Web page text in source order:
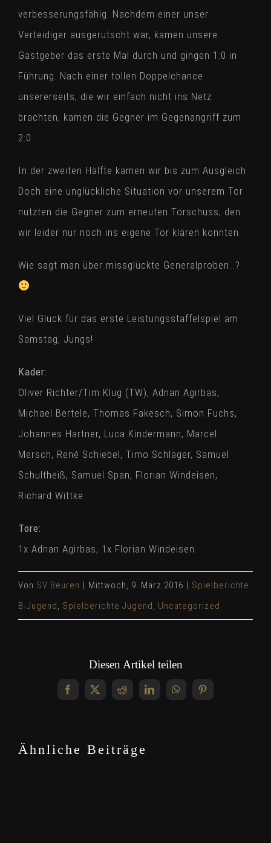
verbesserungsfähig. Nachdem einer unser
Verteidiger ausgerutscht war, kamen unsere
Gastgeber das erste Mal durch und gingen 1:0 in
Führung. Nach einer tollen Doppelchance
unsererseits, die wir einfach nicht ins Netz
brachten, kamen die Gegner im Gegenangriff zum
2:0.
In der zweiten Hälfte kamen wir bis zum Ausgleich.
Doch eine unglückliche Situation vor unserem Tor
nutzten die Gegner zum erneuten Torschuss, den
wir leider nur noch ins eigene Tor klären konnten.
Wie sagt man über missglückte Generalproben…?
Viel Glück für das erste Leistungsstaffelspiel am
Samstag, Jungs!
Kader:
Oliver Richter/Tim Klug (TW), Adnan Agirbas,
Michael Bertele, Thomas Fakesch, Simon Fuchs,
Johannes Hartner, Luca Kindermann, Marcel
Mersch, René Schiebel, Timo Schläger, Samuel
Schultheiß, Samuel Span, Florian Windeisen,
Richard Wittke
Tore:
1x Adnan Agirbas, 1x Florian Windeisen
Von SV Beuren | Mittwoch, 9. März 2016 | Spielberichte
B-Jugend, Spielberichte Jugend, Uncategorized
Diesen Artikel teilen
Facebook Reddit LinkedInWhatsApp
Ähnliche Beiträge